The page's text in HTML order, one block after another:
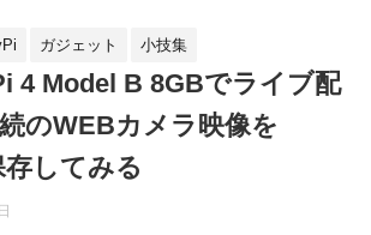
ガジェット 小技集
4 Model B 8GBでライブ配
のWEBカメラ映像を
してみる